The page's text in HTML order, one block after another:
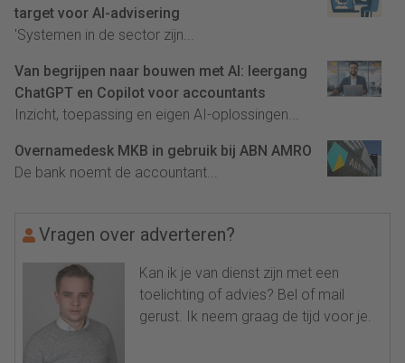
target voor AI-advisering
'Systemen in de sector zijn...
Van begrijpen naar bouwen met AI: leergang
ChatGPT en Copilot voor accountants
Inzicht, toepassing en eigen AI-oplossingen...
Overnamedesk MKB in gebruik bij ABN AMRO
De bank noemt de accountant...
Vragen over adverteren?
Kan ik je van dienst zijn met een
toelichting of advies? Bel of mail
gerust. Ik neem graag de tijd voor je.